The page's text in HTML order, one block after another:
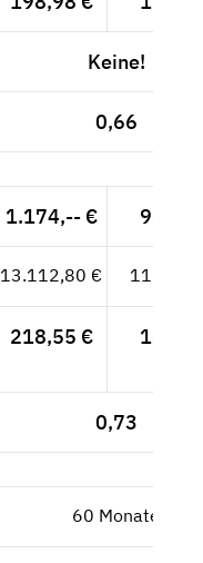
Keine!
0,66
1.174,-- €
13.112,80 €
218,55 €
0,73
60 Monate